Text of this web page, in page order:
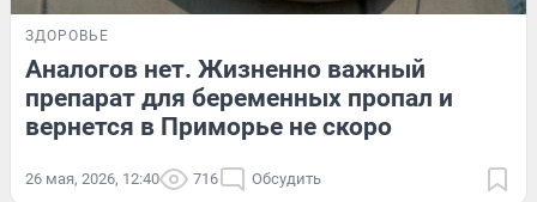
ЗДОРОВЬЕ
Аналогов нет. Жизненно важный
препарат для беременных пропал и
вернется в Приморье не скоро
26 мая, 2026, 12:40 716 Обсудить